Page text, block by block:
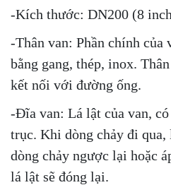
-Kích thước: DN200 (8
-Thân van: Phần chính của
bằng gang, thép, inox.
kết nối với đường ống.
-Đĩa van: Lá lật của van,
trục. Khi dòng chảy đi
dòng chảy ngược lại hoặc
lá lật sẽ đóng lại.